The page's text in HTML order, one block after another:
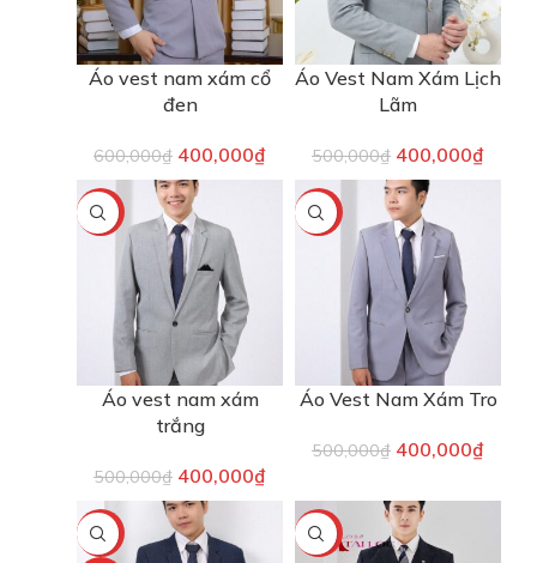
Áo vest nam xám cổ
đen
600,000₫ 400,000₫
Áo Vest Nam Xám Lịch
Lãm
500,000₫ 400,000₫
-20%
Áo vest nam xám
trắng
500,000₫ 400,000₫
-20%
Áo Vest Nam Xám Tro
500,000₫ 400,000₫
-20% -17%